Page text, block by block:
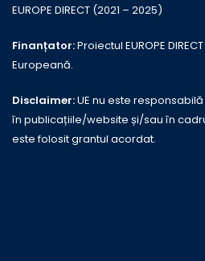
EUROPE DIRECT (2021 – 2025)
Finanțator:Proiectul EUROPE
Europeană.
Disclaimer:UE nu este
în publicațiile/website și/sau în
este folosit grantul acordat.